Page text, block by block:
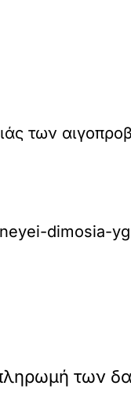
των
dimosia-
των